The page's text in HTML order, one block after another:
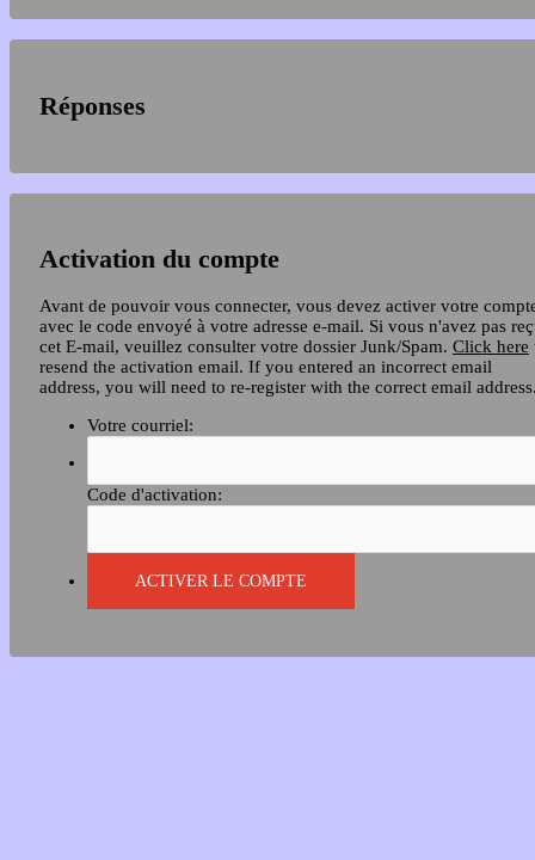
Réponses
Activation du compte
Avant de pouvoir vous connecter, vous devez activer votre
avec le code envoyé à votre adresse e-mail. Si vous n'avez pas
cet E-mail, veuillez consulter votre dossier Junk/Spam. Click here
resend the activation email. If you entered an incorrect email
address, you will need to re-register with the correct email
Votre courriel:
Code d'activation: